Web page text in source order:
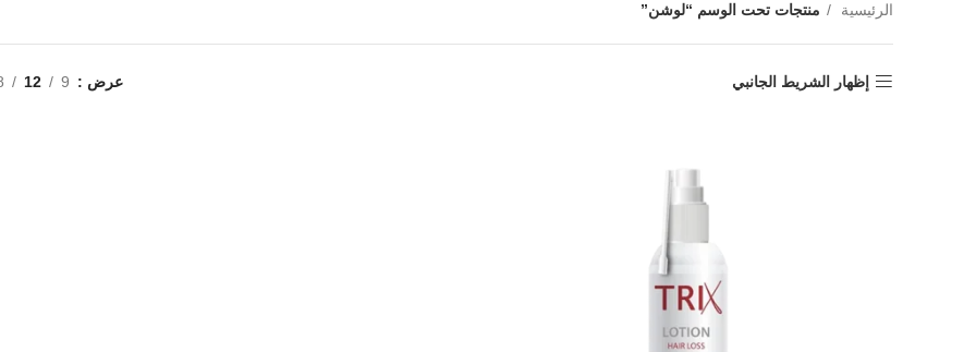
الرئيسية منتجات تحت الوسم “لوشن”
إظهار الشريط الجانبي عرض 9
12